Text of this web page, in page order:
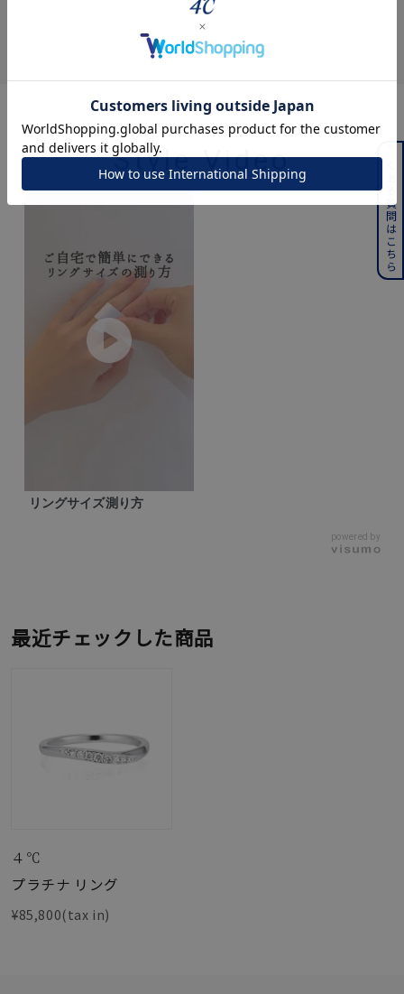
Style Video
リングサイズ測り方
powered by
最近チェックした商品
４℃
プラチナ リング
¥85,800(tax in)
よくある質問はこちら